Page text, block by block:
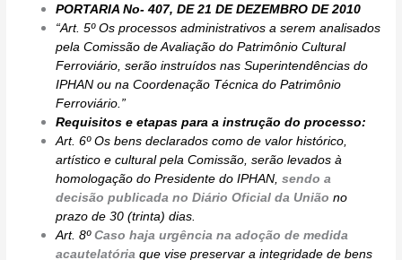
PORTARIA No- 407, DE 21 DE DEZEMBRO DE 2010
“Art. 5º Os processos administrativos a serem analisados
pela Comissão de Avaliação do Patrimônio Cultural
Ferroviário, serão instruídos nas Superintendências do
IPHAN ou na Coordenação Técnica do Patrimônio
Ferroviário.”
Requisitos e etapas para a instrução do processo:
Art. 6º Os bens declarados como de valor histórico,
artístico e cultural pela Comissão, serão levados à
homologação do Presidente do IPHAN,sendo a
decisão publicada no Diário Oficial da União no
prazo de 30 (trinta) dias.
Art. 8ºCaso haja urgência na adoção de medida
acautelatória que vise preservar a integridade de bens